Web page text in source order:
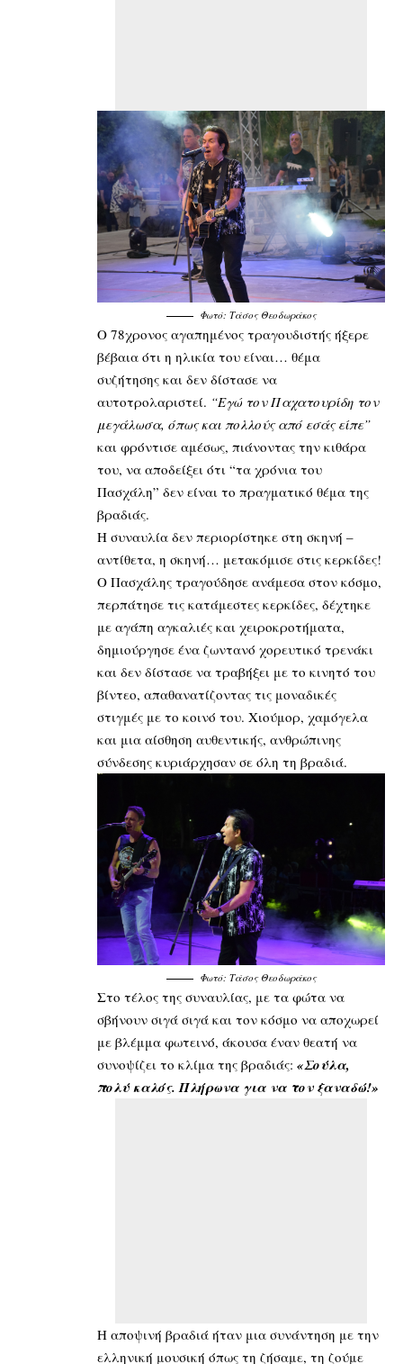
Φωτό: Τάσος Θεοδωράκος
Ο 78χρονος αγαπημένος τραγουδιστής ήξερε
βέβαια ότι η ηλικία του είναι… θέμα
συζήτησης και δεν δίστασε να
αυτοτρολαριστεί. “Εγώ τον Παχατουρίδη τον
μεγάλωσα, όπως και πολλούς από εσάς είπε”
και φρόντισε αμέσως, πιάνοντας την κιθάρα
του, να αποδείξει ότι “τα χρόνια του
Πασχάλη” δεν είναι το πραγματικό θέμα της
βραδιάς.
Η συναυλία δεν περιορίστηκε στη σκηνή –
αντίθετα, η σκηνή… μετακόμισε στις κερκίδες!
Ο Πασχάλης τραγούδησε ανάμεσα στον κόσμο,
περπάτησε τις κατάμεστες κερκίδες, δέχτηκε
με αγάπη αγκαλιές και χειροκροτήματα,
δημιούργησε ένα ζωντανό χορευτικό τρενάκι
και δεν δίστασε να τραβήξει με το κινητό του
βίντεο, απαθανατίζοντας τις μοναδικές
στιγμές με το κοινό του. Χιούμορ, χαμόγελα
και μια αίσθηση αυθεντικής, ανθρώπινης
σύνδεσης κυριάρχησαν σε όλη τη βραδιά.
Φωτό: Τάσος Θεοδωράκος
Στο τέλος της συναυλίας, με τα φώτα να
σβήνουν σιγά σιγά και τον κόσμο να αποχωρεί
με βλέμμα φωτεινό, άκουσα έναν θεατή να
συνοψίζει το κλίμα της βραδιάς: «Σούλα,
πολύ καλός. Πλήρωνα για να τον ξαναδώ!»
Η αποψινή βραδιά ήταν μια συνάντηση με την
ελληνική μουσική όπως τη ζήσαμε, τη ζούμε